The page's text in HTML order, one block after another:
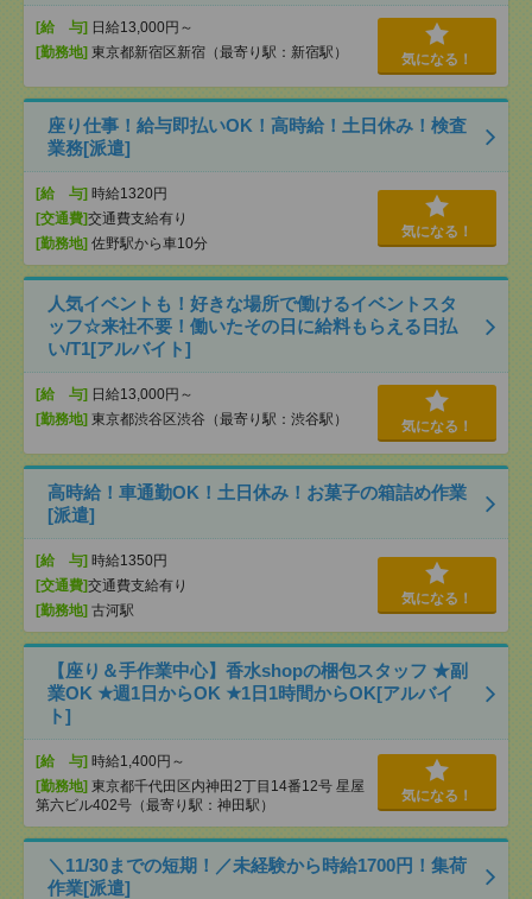
[給 与] 日給13,000円～
[勤務地] 東京都新宿区新宿（最寄り駅：新宿駅） 気になる！
座り仕事！給与即払いOK！高時給！土日休み！検査
業務[派遣]
[給 与] 時給1320円
[交通費]交通費支給有り
[勤務地] 佐野駅から車10分
気になる！
人気イベントも！好きな場所で働けるイベントスタ
ッフ☆来社不要！働いたその日に給料もらえる日払
い/T1[アルバイト]
[給 与] 日給13,000円～
[勤務地] 東京都渋谷区渋谷（最寄り駅：渋谷駅） 気になる！
高時給！車通勤OK！土日休み！お菓子の箱詰め作業
[派遣]
[給 与] 時給1350円
[交通費]交通費支給有り
[勤務地] 古河駅
気になる！
【座り＆手作業中心】香水shopの梱包スタッフ ★副
業OK ★週1日からOK ★1日1時間からOK[アルバイ
ト]
[給 与] 時給1,400円～
[勤務地] 東京都千代田区内神田2丁目14番12号 星屋
第六ビル402号（最寄り駅：神田駅）
気になる！
＼11/30までの短期！／未経験から時給1700円！集荷
作業[派遣]